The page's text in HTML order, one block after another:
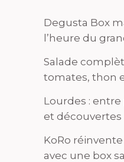
Degusta Box
l’heure du
Salade
tomates, thon
Lourdes :
et découvertes
KoRo
avec une box